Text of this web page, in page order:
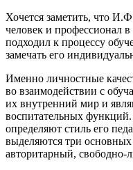
Хочется заметить, что
человек и профессионал
подходил к процессу
замечать его
Именно личностные
во взаимодействии с
их внутренний мир и
воспитательных функций.
определяют стиль его
выделяются три основных
авторитарный, свободно-